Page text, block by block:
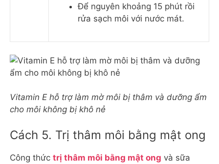
Để nguyên khoảng 15 phút rồi
rửa sạch môi với nước mát.
Vitamin E hỗ trợ làm mờ môi bị thâm và dưỡng ẩm
cho môi không bị khô nẻ
Cách 5. Trị thâm môi bằng mật ong
Công thức trị thâm môi bằng mật ong và sữa